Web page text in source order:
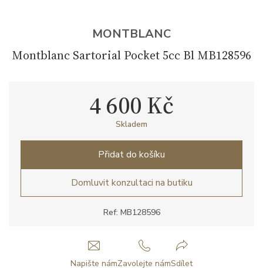
MONTBLANC
Montblanc Sartorial Pocket 5cc Bl MB128596
Ref: MB128596
4 600 Kč
Skladem
Přidat do košíku
Domluvit konzultaci na butiku
Napište námZavolejte námSdílet